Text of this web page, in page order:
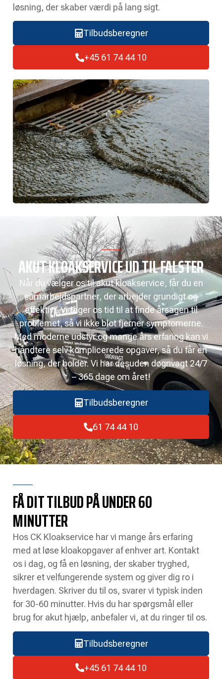
løsning, der skaber værdi på lang sigt.
Tilbudsberegner
+45 61 74 44 10
AKUT KLOAKSERVICE UD TIL FALSTER
Når du vælger os til akut kloakservice, får du en
samarbejdspartner, der arbejder grundigt og
effektivt. Vi tager os tid til at finde årsagen til
problemet, så vi ikke blot fjerner symptomerne.
Med moderne udstyr og mange års erfaring kan vi
håndtere selv komplicerede opgaver, så du får en
løsning, der holder. Vi har desuden døgnvagt 24/7
– 365 dage om året!
Tilbudsberegner
61 74 44 10
FÅ DIT TILBUD PÅ UNDER 60
MINUTTER
Hos CK Kloakservice har vi mange års erfaring
med at løse kloakopgaver af enhver art. Kontakt
os i dag, og få en løsning, der skaber tryghed,
sikrer et velfungerende system og giver dig ro i
hverdagen. Skriver du til os, svarer vi typisk inden
for 30-60 minutter. Hvis du har spørgsmål eller
brug for akut hjælp, anbefaler vi, at du ringer til os.
Tilbudsberegner
+45 61 74 44 10